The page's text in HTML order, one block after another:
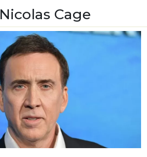
Nicolas Cage